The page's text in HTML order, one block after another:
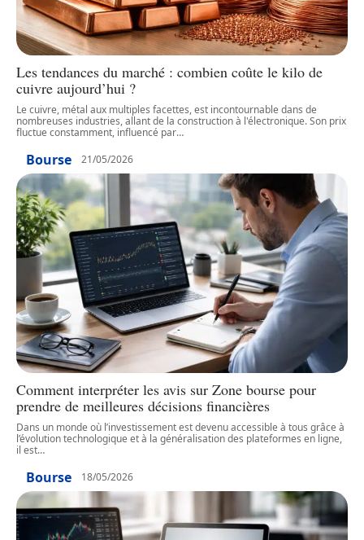
Les tendances du marché : combien coûte le kilo de
cuivre aujourd’hui ?
Le cuivre, métal aux multiples facettes, est incontournable dans de
nombreuses industries, allant de la construction à l'électronique. Son prix
fluctue constamment, influencé par…
Bourse 21/05/2026
Comment interpréter les avis sur Zone bourse pour
prendre de meilleures décisions financières
Dans un monde où l’investissement est devenu accessible à tous grâce à
l’évolution technologique et à la généralisation des plateformes en ligne,
il est…
Bourse 18/05/2026